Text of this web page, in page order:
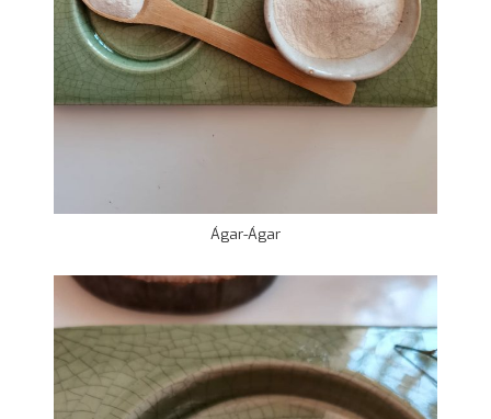
Ágar-Ágar